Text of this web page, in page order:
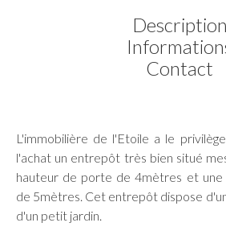
Description
Contact
L'immobilière de l'Etoile a le
l'achat un entrepôt très bien situé
hauteur de porte de 4mètres et une
de 5mètres. Cet entrepôt dispose
d'un petit jardin.